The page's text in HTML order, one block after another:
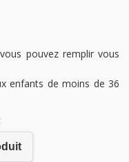
pouvez remplir vous
enfants de moins de 36